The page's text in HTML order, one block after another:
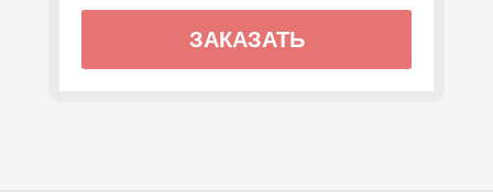
ЗАКАЗАТЬ